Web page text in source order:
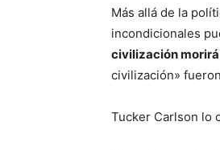
Más allá de la
incondicionales
civilización morirá
civilización»
Tucker Carlson lo